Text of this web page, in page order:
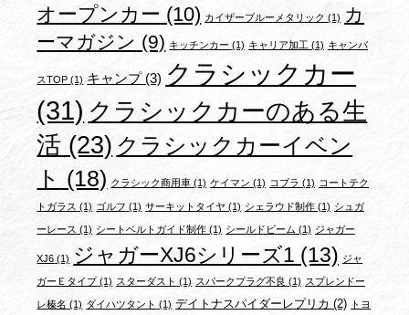
オープンカー (10) カイザーブルーメタリック (1) カ
ーマガジン (9) キッチンカー (1) キャリア加工 (1) キャンバ
スTOP (1) キャンプ(3) クラシックカー
(31) クラシックカーのある生
活 (23) クラシックカーイベン
ト (18) クラシック商用車 (1) ケイマン (1) コブラ (1) コートテク
トガラス (1) ゴルフ (1) サーキットタイヤ (1) シェラウド制作(1) シュガ
ーレース (1) シートベルトガイド制作 (1) シールドビーム (1) ジャガー
XJ6 (1) ジャガーXJ6シリーズ1 (13) ジャ
ガーＥタイプ(1) スターダスト (1) スパークプラグ不良 (1) スプレンドー
レ榛名 (1) ダイハツタント (1) デイトナスパイダーレプリカ (2) トヨ